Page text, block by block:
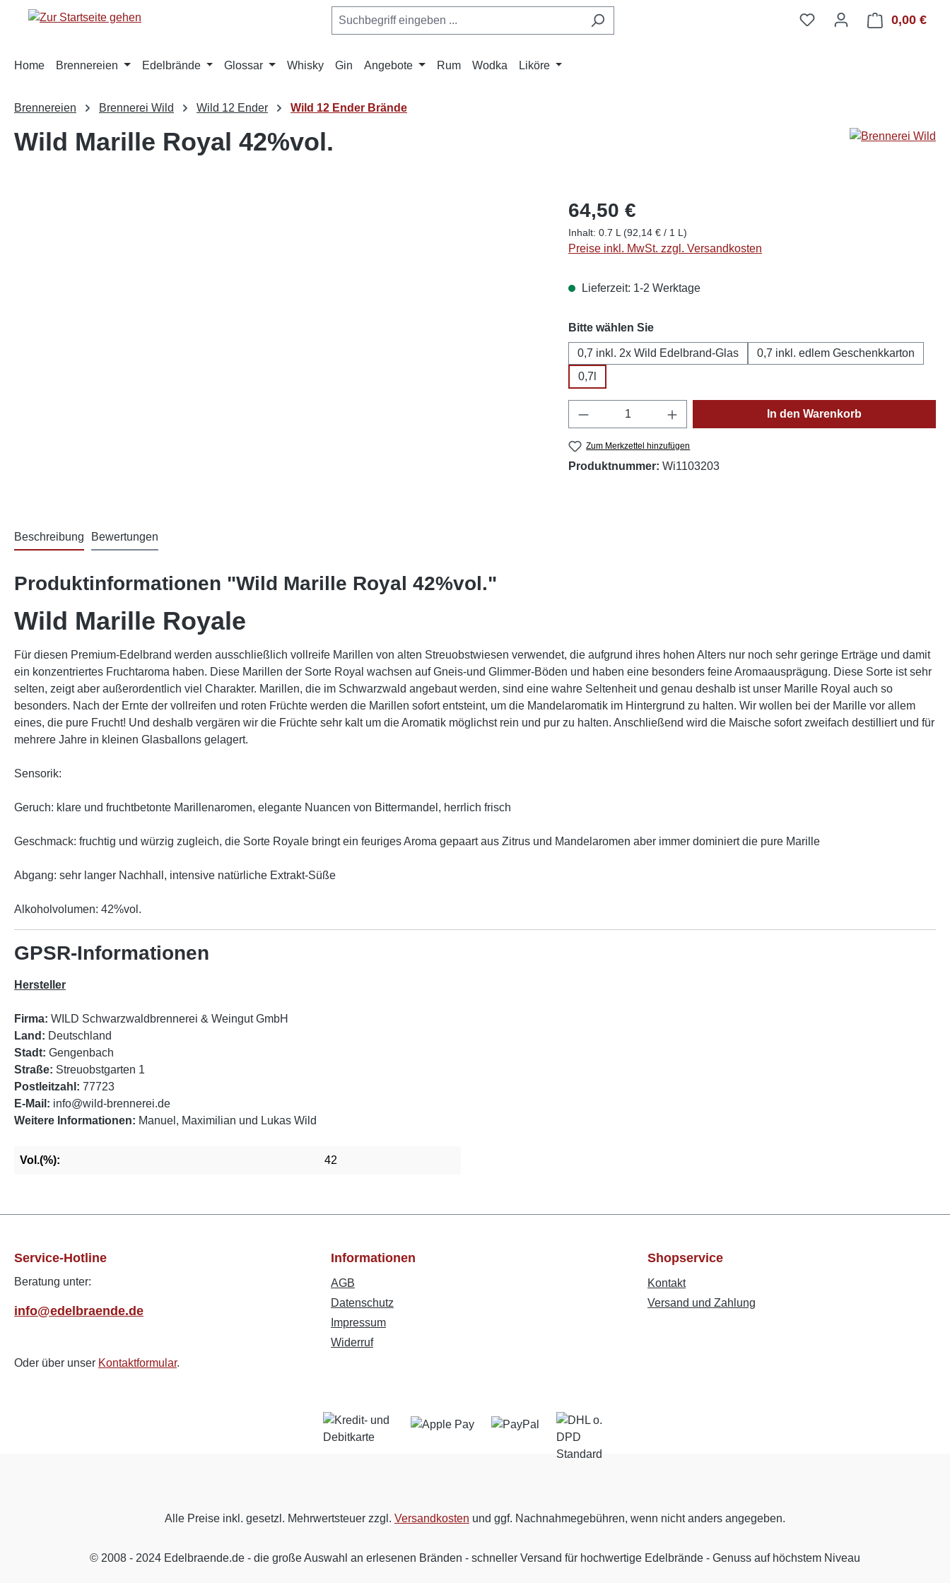
Zur Hauptnavigation springen 0,00 €
Home Brennereien Edelbrände Glossar Whisky Gin Angebote Rum Wodka Liköre
Brennereien Brennerei Wild Wild 12 Ender Wild 12 Ender Brände
Wild Marille Royal 42%vol.
64,50 €
Inhalt: 0.7 L (92,14 € / 1 L)
Preise inkl. MwSt. zzgl. Versandkosten
Lieferzeit: 1-2 Werktage
Bitte wählen Sieauswählen
0,7 inkl. 2x Wild Edelbrand-Glas
0,7 inkl. edlem Geschenkkarton
0,7l
Produkt Anzahl: Gib den gewünschten Wert ein
In den Warenkorb
Zum Merkzettel hinzufügen
Produktnummer: Wi1103203
Beschreibung Bewertungen
Produktinformationen "Wild Marille Royal 42%vol."
Wild Marille Royale
Für diesen Premium-Edelbrand werden ausschließlich vollreife Marillen von alten Streuobstwiesen verwendet, die aufgrund ihres hohen Alters nur noch sehr geringe Erträge und damit
ein konzentriertes Fruchtaroma haben. Diese Marillen der Sorte Royal wachsen auf Gneis-und Glimmer-Böden und haben eine besonders feine Aromaausprägung. Diese Sorte ist sehr
selten, zeigt aber außerordentlich viel Charakter. Marillen, die im Schwarzwald angebaut werden, sind eine wahre Seltenheit und genau deshalb ist unser Marille Royal auch so
besonders. Nach der Ernte der vollreifen und roten Früchte werden die Marillen sofort entsteint, um die Mandelaromatik im Hintergrund zu halten. Wir wollen bei der Marille vor allem
eines, die pure Frucht! Und deshalb vergären wir die Früchte sehr kalt um die Aromatik möglichst rein und pur zu halten. Anschließend wird die Maische sofort zweifach destilliert und für
mehrere Jahre in kleinen Glasballons gelagert.
Sensorik:
Geruch: klare und fruchtbetonte Marillenaromen, elegante Nuancen von Bittermandel, herrlich frisch
Geschmack: fruchtig und würzig zugleich, die Sorte Royale bringt ein feuriges Aroma gepaart aus Zitrus und Mandelaromen aber immer dominiert die pure Marille
Abgang: sehr langer Nachhall, intensive natürliche Extrakt-Süße
Alkoholvolumen: 42%vol.
GPSR-Informationen
Hersteller
Firma: WILD Schwarzwaldbrennerei & Weingut GmbH
Land: Deutschland
Stadt: Gengenbach
Straße: Streuobstgarten 1
Postleitzahl: 77723
E-Mail: info@wild-brennerei.de
Weitere Informationen: Manuel, Maximilian und Lukas Wild
Vol.(%): 42
Service-Hotline
Beratung unter:
info@edelbraende.de
Oder über unser Kontaktformular.
Informationen
AGB
Datenschutz
Impressum
Widerruf
Shopservice
Kontakt
Versand und Zahlung
Alle Preise inkl. gesetzl. Mehrwertsteuer zzgl. Versandkosten und ggf. Nachnahmegebühren, wenn nicht anders angegeben.
© 2008 - 2024 Edelbraende.de - die große Auswahl an erlesenen Bränden - schneller Versand für hochwertige Edelbrände - Genuss auf höchstem Niveau